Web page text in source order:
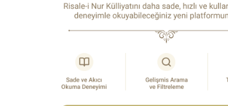
vücud-u insantavırdan tavıra geçtikçeacib,
ya,alakadanmudgaya,mudga
halk-ı cedideintikal, gayetdakîk
nizâmât-ı muayyene
vardır ki; cam gibi altında
kasd irade
itibariyle böyle her sene libasını
yerini dolduran birterkib
e muhtaçtır.